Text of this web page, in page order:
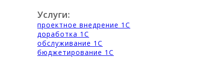
Услуги:
проектное внедрение 1С
доработка 1С
обслуживание 1С
бюджетирование 1С